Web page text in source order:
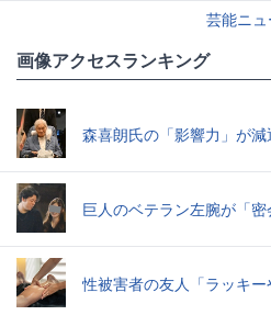
芸能ニ
画像アクセスランキング
森喜朗氏の「影響力」が減
巨人のベテラン左腕が「
性被害者の友人「ラッキー